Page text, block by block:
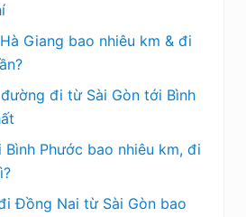
Giang bao nhiêu km & đi
đi từ Sài Gòn tới Bình
Bình Phước bao nhiêu km, đi
Đồng Nai từ Sài Gòn bao